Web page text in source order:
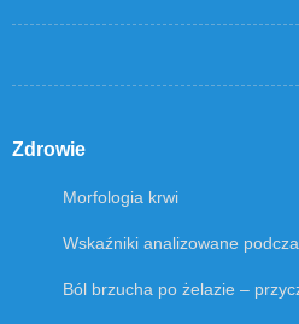
Zdrowie
Morfologia krwi
Wskaźniki analizowane
Ból brzucha po żelazie –